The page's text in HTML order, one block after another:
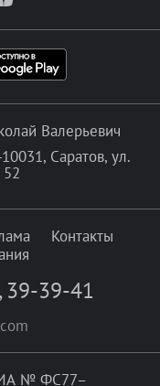
Валерьевич
Саратов, ул.
Контакты
, 39-39-41
ИА № ФС77–